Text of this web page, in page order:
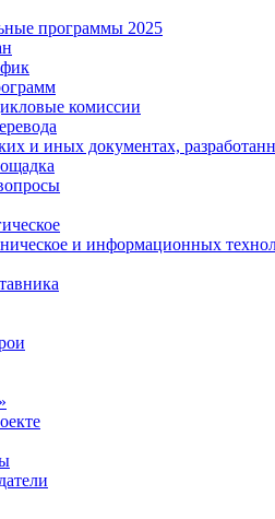
программы 2025
комиссии
и иных документах,
и информационных